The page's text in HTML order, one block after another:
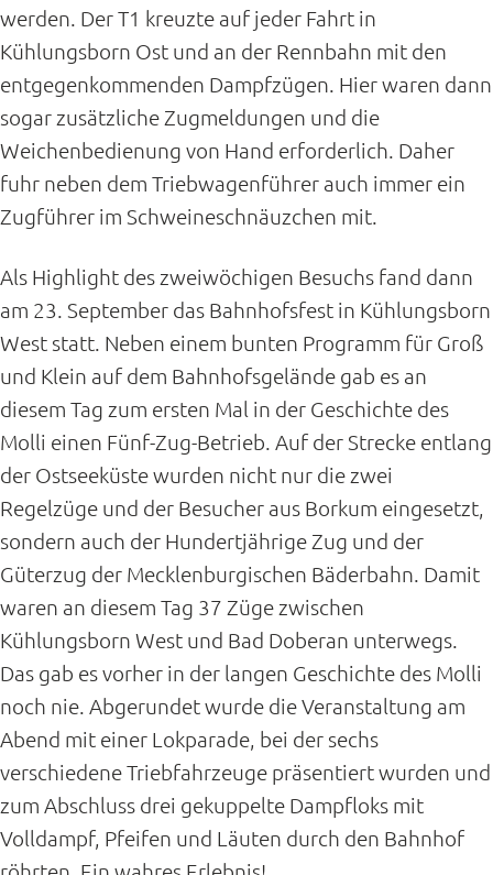
werden. Der T1 kreuzte auf jeder Fahrt in
Kühlungsborn Ost und an der Rennbahn mit den
entgegenkommenden Dampfzügen. Hier waren dann
sogar zusätzliche Zugmeldungen und die
Weichenbedienung von Hand erforderlich. Daher
fuhr neben dem Triebwagenführer auch immer ein
Zugführer im Schweineschnäuzchen mit.
Als Highlight des zweiwöchigen Besuchs fand dann
am 23. September das Bahnhofsfest in Kühlungsborn
West statt. Neben einem bunten Programm für Groß
und Klein auf dem Bahnhofsgelände gab es an
diesem Tag zum ersten Mal in der Geschichte des
Molli einen Fünf-Zug-Betrieb. Auf der Strecke entlang
der Ostseeküste wurden nicht nur die zwei
Regelzüge und der Besucher aus Borkum eingesetzt,
sondern auch der Hundertjährige Zug und der
Güterzug der Mecklenburgischen Bäderbahn. Damit
waren an diesem Tag 37 Züge zwischen
Kühlungsborn West und Bad Doberan unterwegs.
Das gab es vorher in der langen Geschichte des Molli
noch nie. Abgerundet wurde die Veranstaltung am
Abend mit einer Lokparade, bei der sechs
verschiedene Triebfahrzeuge präsentiert wurden und
zum Abschluss drei gekuppelte Dampfloks mit
Volldampf, Pfeifen und Läuten durch den Bahnhof